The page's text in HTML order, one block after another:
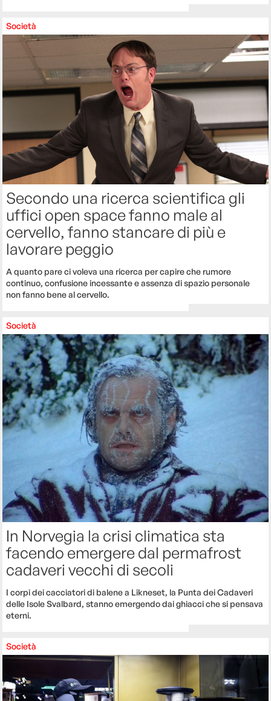
Società
Secondo una ricerca scientifica gli
uffici open space fanno male al
cervello, fanno stancare di più e
lavorare peggio
A quanto pare ci voleva una ricerca per capire che rumore
continuo, confusione incessante e assenza di spazio personale
non fanno bene al cervello.
Società
In Norvegia la crisi climatica sta
facendo emergere dal permafrost
cadaveri vecchi di secoli
I corpi dei cacciatori di balene a Likneset, la Punta dei Cadaveri
delle Isole Svalbard, stanno emergendo dai ghiacci che si pensava
eterni.
Società